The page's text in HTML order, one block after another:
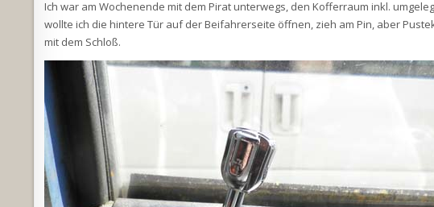
Ich war am Wochenende mit dem Pirat unterwegs, den Kofferraum inkl.
wollte ich die hintere Tür auf der Beifahrerseite öffnen, zieh am Pin, aber
mit dem Schloß.